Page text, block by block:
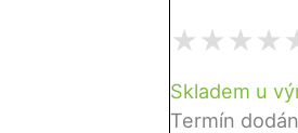
Skladem u
Termín